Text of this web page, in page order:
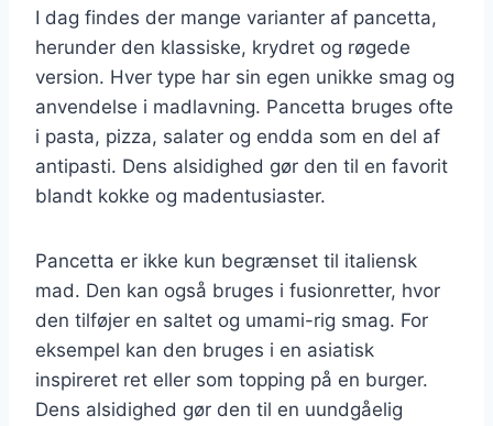
I dag findes der mange varianter af pancetta,
herunder den klassiske, krydret og røgede
version. Hver type har sin egen unikke smag og
anvendelse i madlavning. Pancetta bruges ofte
i pasta, pizza, salater og endda som en del af
antipasti. Dens alsidighed gør den til en favorit
blandt kokke og madentusiaster.
Pancetta er ikke kun begrænset til italiensk
mad. Den kan også bruges i fusionretter, hvor
den tilføjer en saltet og umami-rig smag. For
eksempel kan den bruges i en asiatisk
inspireret ret eller som topping på en burger.
Dens alsidighed gør den til en uundgåelig